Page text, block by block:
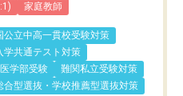
家庭教師
公立中高一貫校受験対策
学共通テスト対策
医学部受験
難関私立受験対策
合型選抜・学校推薦型選抜対策